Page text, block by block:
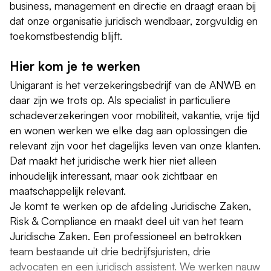
business, management en directie en draagt eraan bij
dat onze organisatie juridisch wendbaar, zorgvuldig en
toekomstbestendig blijft.
Hier kom je te werken
Unigarant is het verzekeringsbedrijf van de ANWB en
daar zijn we trots op. Als specialist in particuliere
schadeverzekeringen voor mobiliteit, vakantie, vrije tijd
en wonen werken we elke dag aan oplossingen die
relevant zijn voor het dagelijks leven van onze klanten.
Dat maakt het juridische werk hier niet alleen
inhoudelijk interessant, maar ook zichtbaar en
maatschappelijk relevant.
Je komt te werken op de afdeling Juridische Zaken,
Risk & Compliance en maakt deel uit van het team
Juridische Zaken. Een professioneel en betrokken
team bestaande uit drie bedrijfsjuristen, drie
advocaten en een juridisch assistent. We werken nauw